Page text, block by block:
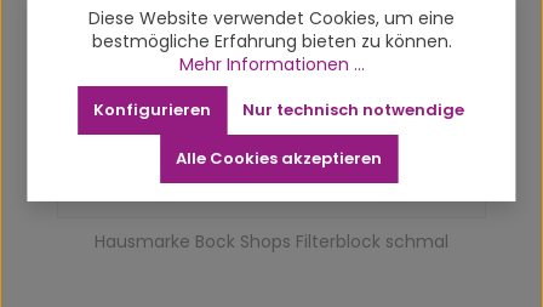
Vergriffen
Hausmarke Bock Shops Filterblock schmal
Diese Website verwendet Cookies, um eine
bestmögliche Erfahrung bieten zu können.
Mehr Informationen ...
Nur technisch notwendige
Konfigurieren
Alle Cookies akzeptieren